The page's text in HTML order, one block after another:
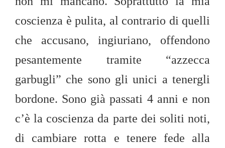
coscienza è pulita, al contrario di quelli
che accusano, ingiuriano, offendono
pesantemente tramite “azzecca
garbugli” che sono gli unici a tenergli
bordone. Sono già passati 4 anni e non
c’è la coscienza da parte dei soliti noti,
di cambiare rotta e tenere fede alla